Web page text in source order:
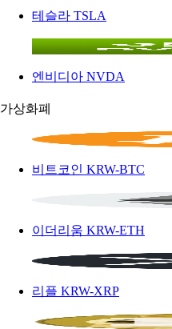
테슬라 TSLA
엔비디아 NVDA
가상화폐
비트코인 KRW-BTC
이더리움 KRW-ETH
리플 KRW-XRP